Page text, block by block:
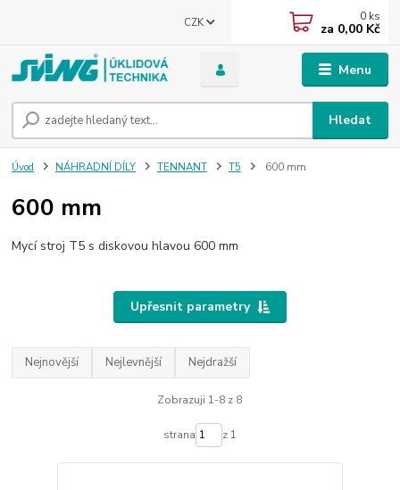
Menu
CZK
Hledat
0 ks
za 0,00 Kč
Úvod NÁHRADNÍ DÍLY TENNANT T5 600 mm
600 mm
Mycí stroj T5 s diskovou hlavou 600 mm
Upřesnit parametry
Nejnovější Nejlevnější Nejdražší
Zobrazuji 1-8 z 8
strana z 1